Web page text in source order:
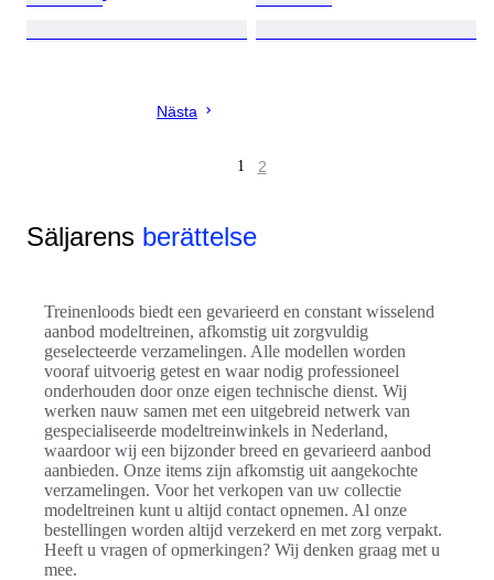
Nästa
1 2
Säljarens berättelse
Treinenloods biedt een gevarieerd en constant wisselend
aanbod modeltreinen, afkomstig uit zorgvuldig
geselecteerde verzamelingen. Alle modellen worden
vooraf uitvoerig getest en waar nodig professioneel
onderhouden door onze eigen technische dienst. Wij
werken nauw samen met een uitgebreid netwerk van
gespecialiseerde modeltreinwinkels in Nederland,
waardoor wij een bijzonder breed en gevarieerd aanbod
aanbieden. Onze items zijn afkomstig uit aangekochte
verzamelingen. Voor het verkopen van uw collectie
modeltreinen kunt u altijd contact opnemen. Al onze
bestellingen worden altijd verzekerd en met zorg verpakt.
Heeft u vragen of opmerkingen? Wij denken graag met u
mee.